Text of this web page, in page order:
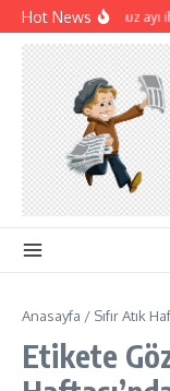
İçeriğe atla
Hot NewsTemmuz ayı
Anasayfa / Sıfır Atık
Etikete